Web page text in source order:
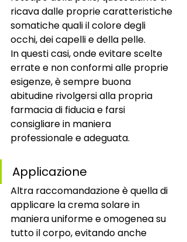
ricava dalle proprie caratteristiche
somatiche quali il colore degli
occhi, dei capelli e della pelle.
In questi casi, onde evitare scelte
errate e non conformi alle proprie
esigenze, è sempre buona
abitudine rivolgersi alla propria
farmacia di fiducia e farsi
consigliare in maniera
professionale e adeguata.
Applicazione
Altra raccomandazione è quella di
applicare la crema solare in
maniera uniforme e omogenea su
tutto il corpo, evitando anche